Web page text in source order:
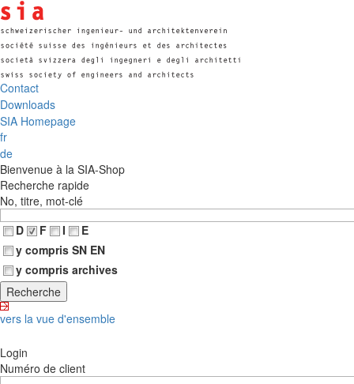
Contact
Downloads
SIA Homepage
fr
de
Bienvenue à la SIA-Shop
Recherche rapide
No, titre, mot-clé
D
F I
E
y compris SN EN
y compris archives
vers la vue d'ensemble
Login
Numéro de client